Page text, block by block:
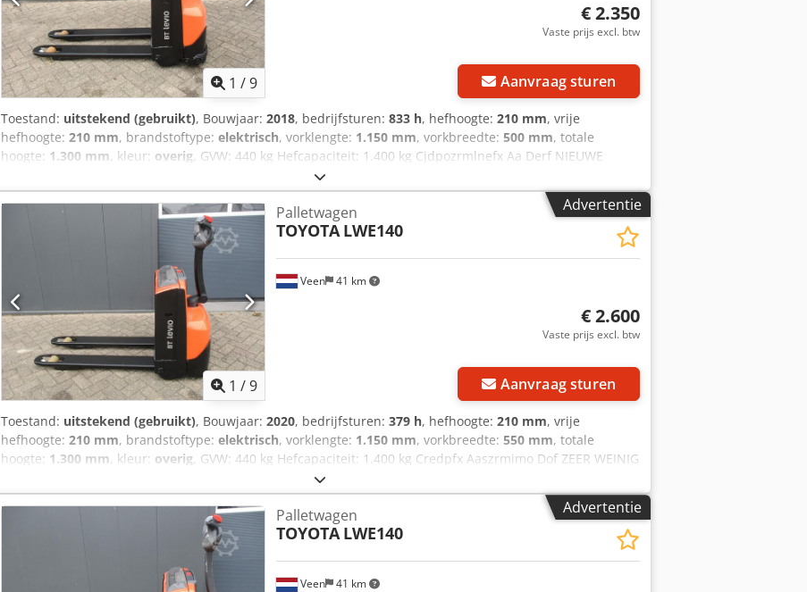
1 /9
€ 2.350
Vaste prijs excl. btw
Aanvraag sturen
Toestand: uitstekend (gebruikt), Bouwjaar: 2018, bedrijfsturen: 833 h, hefhoogte: 210 mm, vrije
hefhoogte: 210 mm, brandstoftype: elektrisch, vorklengte: 1.150 mm, vorkbreedte: 500 mm, totale
hoogte: 1.300 mm, kleur: overig, GVW: 440 kg Hefcapaciteit: 1.400 kg Cjdpozrmlnefx Aa Derf NIEUWE
BATTERIJCELLEN 24V 2PzB 150Ah, Ingebouwde 220V hoogfrequent lader, NIEUWE WIELEN, Vorkmaat 1150
x 500 mm, Afstand tussen de vorken 190 mm, Enkele vorkwielen, Nieuwe wielen, BT TOYOTA LWE 140, In
Nederland garantie machine 3 maanden, in Nederland garantie batterij 1 jaar.
Advertentie
1 /9
Veen 41 km
Palletwagen
TOYOTA LWE140
€ 2.600
Vaste prijs excl. btw
Aanvraag sturen
Toestand: uitstekend (gebruikt), Bouwjaar: 2020, bedrijfsturen: 379 h, hefhoogte: 210 mm, vrije
hefhoogte: 210 mm, brandstoftype: elektrisch, vorklengte: 1.150 mm, vorkbreedte: 550 mm, totale
hoogte: 1.300 mm, kleur: overig, GVW: 440 kg Hefcapaciteit: 1.400 kg Credpfx Aaszrmimo Dof ZEER WEINIG
UREN! COMPACT! NIEUWE BATTERIJCELLEN 24V 2PzB 150Ah, Ingebouwde 220V hoogfrequent lader,
NIEUWE WIELEN, Vorkmaat 1150 x 550 mm, Afstand tussen de vorken 200 mm, Enkele vorkwielen, BT
TOYOTA LWE 140, In Nederland garantie machine 3 maanden, in Nederland garantie batterij 1 jaar.Advertentie
Veen 41 km
Palletwagen
TOYOTA LWE140